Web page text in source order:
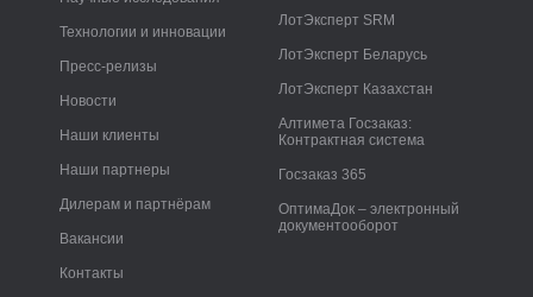
Технологии и инновации
Пресс-релизы
Новости
Наши клиенты
Наши партнеры
Дилерам и партнёрам
Вакансии
Контакты
ЛотЭксперт SRM
ЛотЭксперт Беларусь
ЛотЭксперт Казахстан
Алтимета Госзаказ:
Контрактная система
Госзаказ 365
ОптимаДок – электронный
документооборот